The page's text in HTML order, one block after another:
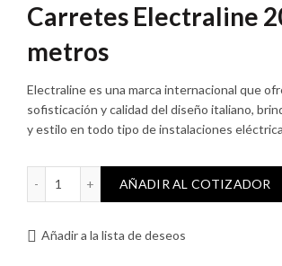
Carretes Electraline
metros
Electraline es una marca internacional que
sofisticación y calidad del diseño italiano,
y estilo en todo tipo de instalaciones
Carretes Electraline 20 metros cantidad
AÑADIR AL COTIZADOR
Añadir a la lista de deseos